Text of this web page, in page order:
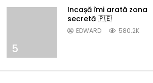
5
Incașă îmi arată zona
secretă 🇵🇪
EDWARD 580.2K